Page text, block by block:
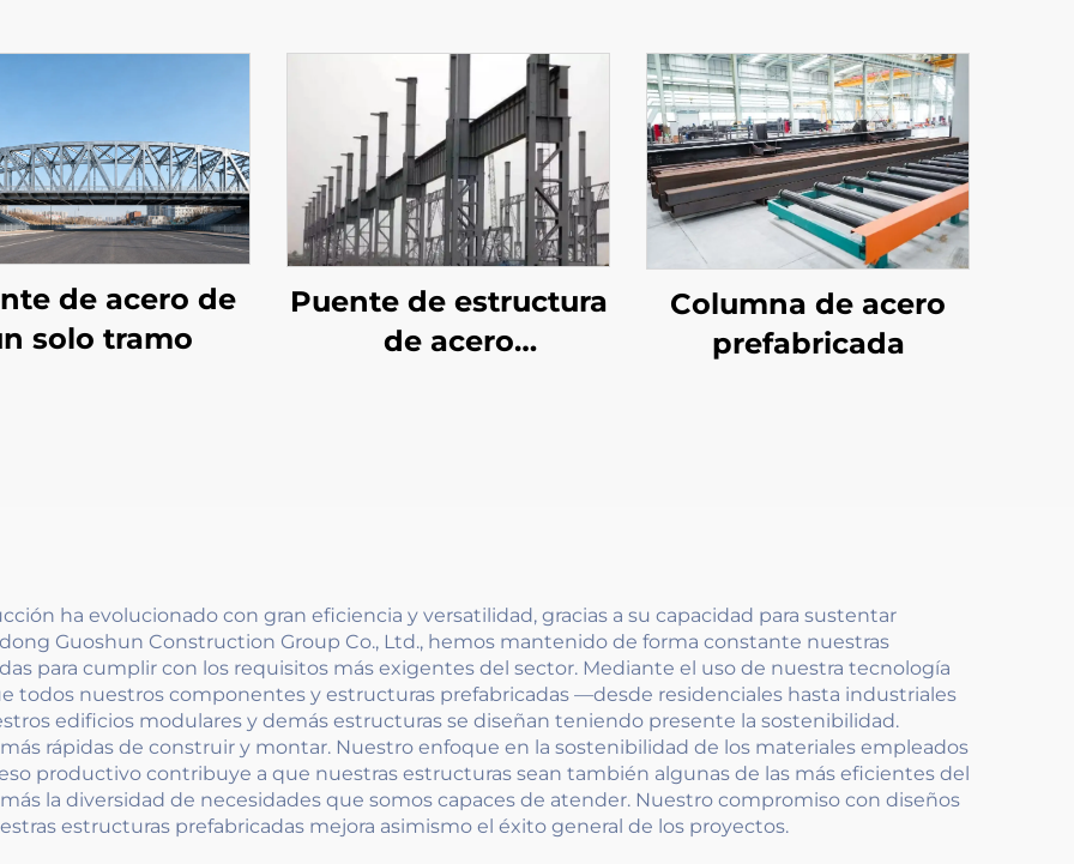
de acero de
solo tramo
Puente de estructura
de acero
Columna de acero
prefabricada
ha evolucionado con gran eficiencia y versatilidad, gracias a su capacidad para sustentar
Guoshun Construction Group Co., Ltd., hemos mantenido de forma constante nuestras
para cumplir con los requisitos más exigentes del sector. Mediante el uso de nuestra tecnología
todos nuestros componentes y estructuras prefabricadas —desde residenciales hasta industriales
edificios modulares y demás estructuras se diseñan teniendo presente la sostenibilidad.
rápidas de construir y montar. Nuestro enfoque en la sostenibilidad de los materiales empleados
productivo contribuye a que nuestras estructuras sean también algunas de las más eficientes del
la diversidad de necesidades que somos capaces de atender. Nuestro compromiso con diseños
estructuras prefabricadas mejora asimismo el éxito general de los proyectos.